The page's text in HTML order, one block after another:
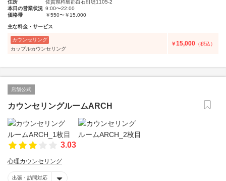
住所
佐賀県杵島郡白石町堤1105-2
本日の営業状況 9:00〜22:00
価格帯
￥550〜￥15,000
主な料金・サービス
カウンセリング
カップルカウンセリング
￥15,000 （税込）
店舗公式
カウンセリングルームARCH
3.03
心理カウンセリング
出張・訪問対応